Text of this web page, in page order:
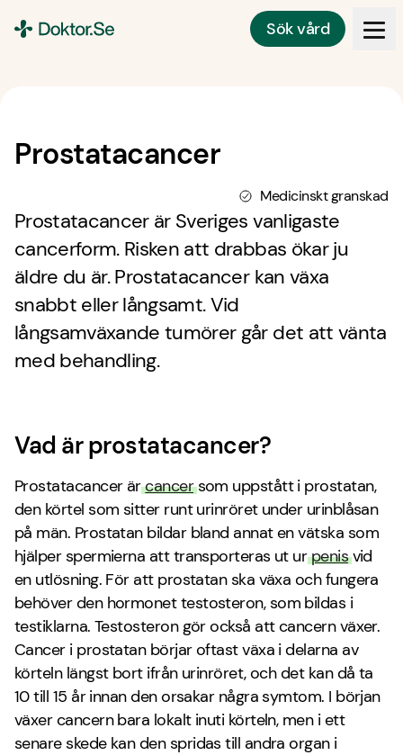
Sök vård
Prostatacancer
Medicinskt granskad
Prostatacancer är Sveriges vanligaste
cancerform. Risken att drabbas ökar ju
äldre du är. Prostatacancer kan växa
snabbt eller långsamt. Vid
långsamväxande tumörer går det att vänta
med behandling.
Vad är prostatacancer?
Prostatacancer ärcancersom uppstått i prostatan,
den körtel som sitter runt urinröret under urinblåsan
på män. Prostatan bildar bland annat en vätska som
hjälper spermierna att transporteras ut urpenisvid
en utlösning. För att prostatan ska växa och fungera
behöver den hormonet testosteron, som bildas i
testiklarna. Testosteron gör också att cancern växer.
Cancer i prostatan börjar oftast växa i delarna av
körteln längst bort ifrån urinröret, och det kan då ta
10 till 15 år innan den orsakar några symtom. I början
växer cancern bara lokalt inuti körteln, men i ett
senare skede kan den spridas till andra organ i